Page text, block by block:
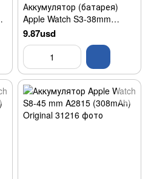
Аккумулятор (батарея)
Apple Watch S3-38mm
A1848 (279mAh) Original
9.87usd